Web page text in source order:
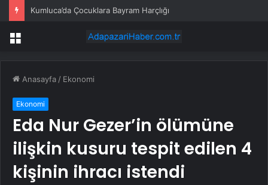
Menü
Anasayfa / Ekonomi
Ekonomi
Eda Nur Gezer’in ölümüne
ilişkin kusuru tespit edilen 4
kişinin ihracı istendi